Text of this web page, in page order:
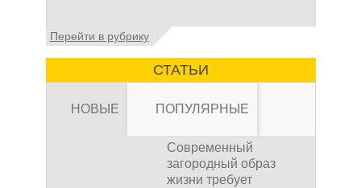
это моечное
Общие сведения
мойки керхер – это
устройство высокого
Перейти в рубрику
СТАТЬИ
НОВЫЕ ПОПУЛЯРНЫЕ
Современный
загородный образ
жизни требует